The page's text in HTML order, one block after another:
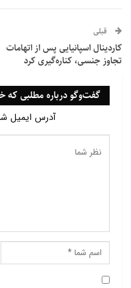
قبلی
کاردینال اسپانیایی پس از اتهامات
تجاوز جنسی، کناره‌گیری کرد
گفت‌وگو درباره مطلبی که
آدرس ایمیل